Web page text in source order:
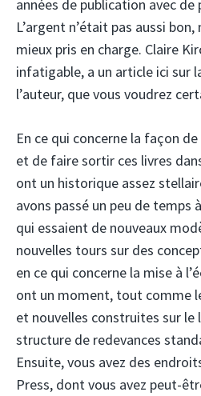
années de publication avec de
L’argent n’était pas aussi
mieux pris en charge. Claire
infatigable, a un article ici sur
l’auteur, que vous voudrez
En ce qui concerne la façon
et de faire sortir ces livres
ont un historique assez
avons passé un peu de temps
qui essaient de nouveaux
nouvelles tours sur des
en ce qui concerne la mise à
ont un moment, tout comme
et nouvelles construites sur le
structure de redevances
Ensuite, vous avez des
Press, dont vous avez peut-